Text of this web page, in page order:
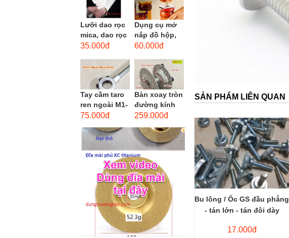
khoan,...
Lưỡi dao rọc
mica, dao rọc
cáp hình
35.000đ
Dụng cụ mở
nắp đồ hộp,
mở nắp lon
đường kính...
60.000đ
Tay cầm taro
ren ngoài M1-
M1.8 (mã
vặn Bàn ren
75.000đ
Bàn xoay tròn
đường kính
22cm bằng
259.000đ
SẢN PHẨM LIÊN QUAN
Bu lông / Ốc GS đầu phẳng
- tán lớn - tán đôi dày
17.000đ